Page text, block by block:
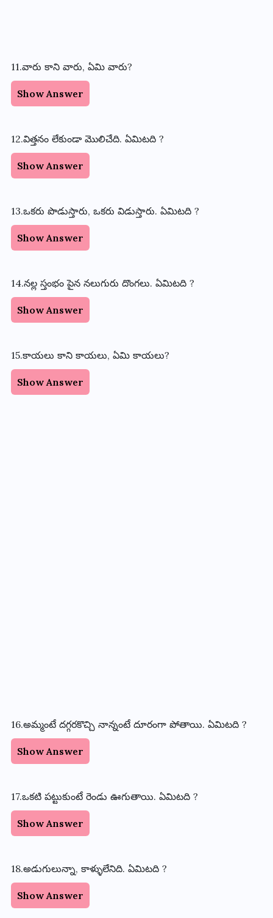
11.వారు కాని వారు, ఏమి వారు?
Show Answer
12.విత్తనం లేకుండా మొలిచేది. ఏమిటది ?
Show Answer
13.ఒకరు పొడుస్తారు, ఒకరు విడుస్తారు. ఏమిటది ?
Show Answer
14.నల్ల స్తంభం పైన నలుగురు దొంగలు. ఏమిటది ?
Show Answer
15.కాయలు కాని కాయలు, ఏమి కాయలు?
Show Answer
16.అమ్మంటే దగ్గరకొచ్చి నాన్నంటే దూరంగా పోతాయి. ఏమిటది ?
Show Answer
17.ఒకటి పట్టుకుంటే రెండు ఊగుతాయి. ఏమిటది ?
Show Answer
18.అడుగులున్నా, కాళ్ళులేనిది. ఏమిటది ?
Show Answer